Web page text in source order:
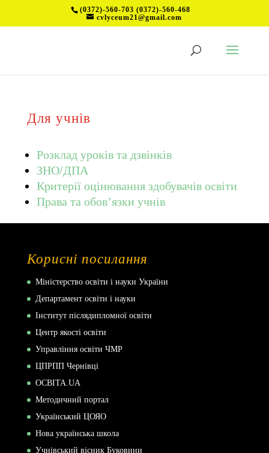
(0372)-560-703 (0372)-560-468
cvlyceum21@gmail.com
Для учнів
Розклад уроків та дзвінків
ЗНО/ДПА
Критерії оцінювання здобувачів освіти
Права та обов’язки учнів
Корисні посилання
Міністерство освіти і науки України
Департамент освіти і науки
Інститут післядипломної освіти
Центр якості освіти
Управління освіти ЧМР
ЦПРПП Чернівці
ОСВІТА.UA
Методичний портал
Український ЦОЯО
Нова українська школа
Учнівський вісник Буковини